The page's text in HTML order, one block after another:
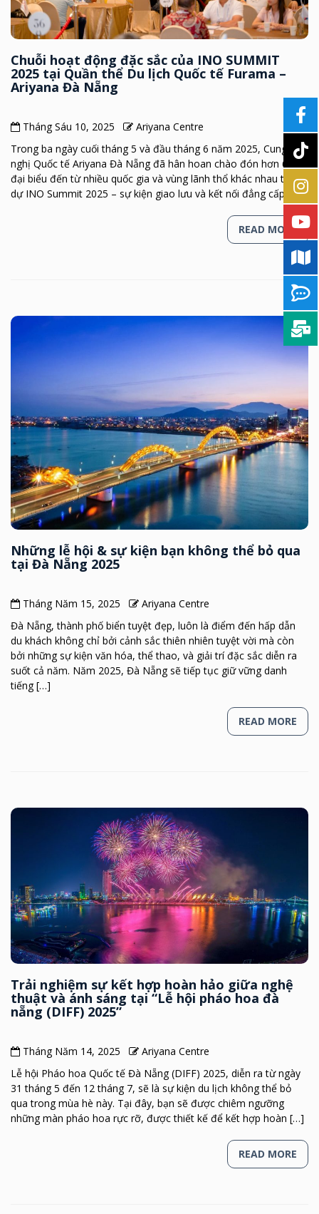
Chuỗi hoạt động đặc sắc của INO SUMMIT
2025 tại Quần thể Du lịch Quốc tế Furama –
Ariyana Đà Nẵng
Tháng Sáu 10, 2025
Ariyana Centre
Trong ba ngày cuối tháng 5 và đầu tháng 6 năm 2025, Cung Hội
nghị Quốc tế Ariyana Đà Nẵng đã hân hoan chào đón hơn 600
đại biểu đến từ nhiều quốc gia và vùng lãnh thổ khác nhau tham
dự INO Summit 2025 – sự kiện giao lưu và kết nối đẳng cấp […]
READ MORE
Những lễ hội & sự kiện bạn không thể bỏ qua
tại Đà Nẵng 2025
Tháng Năm 15, 2025
Ariyana Centre
Đà Nẵng, thành phố biển tuyệt đẹp, luôn là điểm đến hấp dẫn
du khách không chỉ bởi cảnh sắc thiên nhiên tuyệt vời mà còn
bởi những sự kiện văn hóa, thể thao, và giải trí đặc sắc diễn ra
suốt cả năm. Năm 2025, Đà Nẵng sẽ tiếp tục giữ vững danh
tiếng […]
READ MORE
Trải nghiệm sự kết hợp hoàn hảo giữa nghệ
thuật và ánh sáng tại “Lễ hội pháo hoa đà
nẵng (DIFF) 2025”
Tháng Năm 14, 2025
Ariyana Centre
Lễ hội Pháo hoa Quốc tế Đà Nẵng (DIFF) 2025, diễn ra từ ngày
31 tháng 5 đến 12 tháng 7, sẽ là sự kiện du lịch không thể bỏ
qua trong mùa hè này. Tại đây, bạn sẽ được chiêm ngưỡng
những màn pháo hoa rực rỡ, được thiết kế để kết hợp hoàn […]
READ MORE